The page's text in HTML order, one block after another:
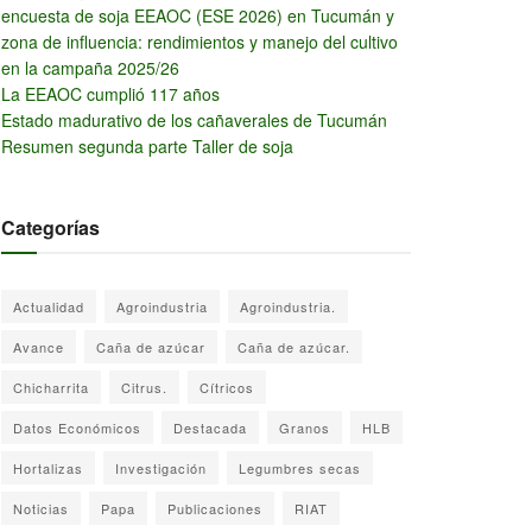
encuesta de soja EEAOC (ESE 2026) en Tucumán y
zona de influencia: rendimientos y manejo del cultivo
en la campaña 2025/26
La EEAOC cumplió 117 años
Estado madurativo de los cañaverales de Tucumán
Resumen segunda parte Taller de soja
Categorías
Actualidad Agroindustria Agroindustria.
Avance Caña de azúcar Caña de azúcar.
Chicharrita Citrus. Cítricos
Datos Económicos Destacada Granos HLB
Hortalizas Investigación Legumbres secas
Noticias Papa Publicaciones RIAT